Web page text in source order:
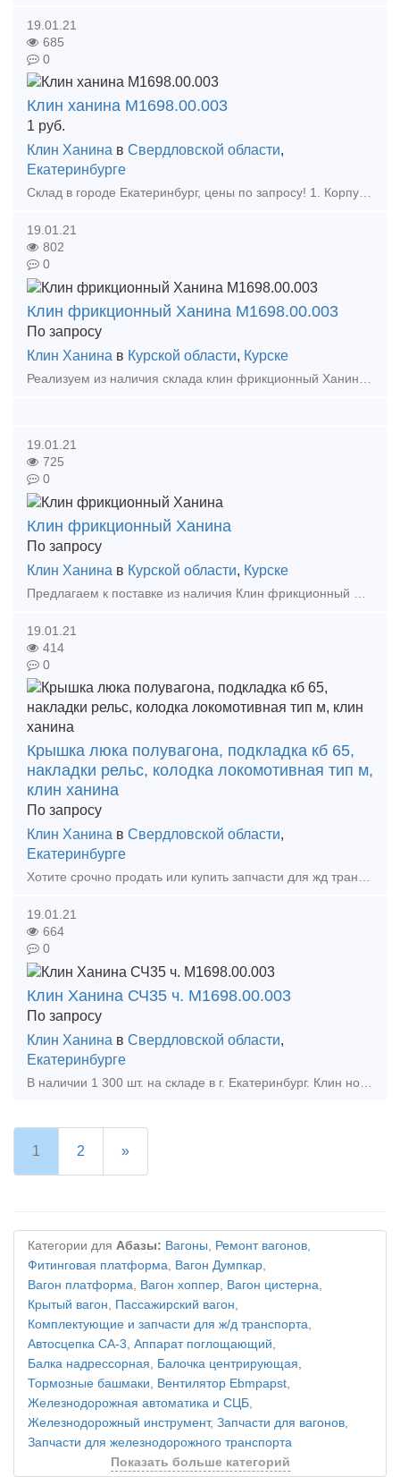
19.01.21
685
0
Клин ханина М1698.00.003
1 руб.
Клин Ханина в Свердловской области,
Екатеринбурге
Склад в городе Екатеринбург, цены по запросу! 1. Корпус Буксы (Восстановленный ) 2. Крышка крепительная 3. Лабиринтное кольцо 4. Штуцер 4370 6. Штуцер 190.02А 7. Ручка ра
19.01.21
802
0
Клин фрикционный Ханина М1698.00.003
По запросу
Клин Ханина в Курской области, Курске
Реализуем из наличия склада клин фрикционный Ханина М1698.00.003. Новый, сопровождается документами качества от производителя. В наличии также широкий ассортимент запчастей грузовых вагонов, к
19.01.21
725
0
Клин фрикционный Ханина
По запросу
Клин Ханина в Курской области, Курске
19.01.21
414
0
Крышка люка полувагона, подкладка кб 65,
накладки рельс, колодка локомотивная тип м,
клин ханина
По запросу
Клин Ханина в Свердловской области,
Екатеринбурге
19.01.21
664
0
Клин Ханина СЧ35 ч. М1698.00.003
По запросу
Клин Ханина в Свердловской области,
Екатеринбурге
1 2 »
Категории для Абазы: Вагоны, Ремонт вагонов,
Фитинговая платформа, Вагон Думпкар,
Вагон платформа, Вагон хоппер, Вагон цистерна,
Крытый вагон, Пассажирский вагон,
Комплектующие и запчасти для ж/д транспорта,
Автосцепка СА-3, Аппарат поглощающий,
Балка надрессорная, Балочка центрирующая,
Тормозные башмаки, Вентилятор Ebmpapst,
Железнодорожная автоматика и СЦБ,
Железнодорожный инструмент, Запчасти для вагонов,
Запчасти для железнодорожного транспорта
Показать больше категорий